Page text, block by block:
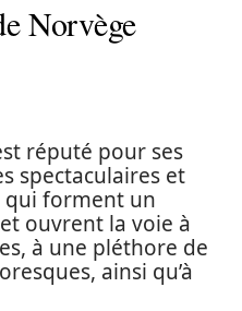
Norvège
réputé pour ses
spectaculaires et
qui forment un
ouvrent la voie à
à une pléthore de
ainsi qu’à